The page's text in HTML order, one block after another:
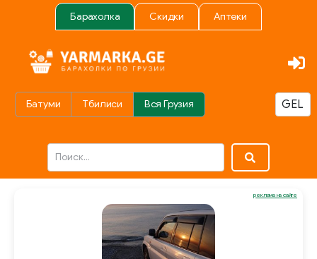
Барахолка Скидки Аптеки
Батуми Тбилиси Вся Грузия
реклама на сайте